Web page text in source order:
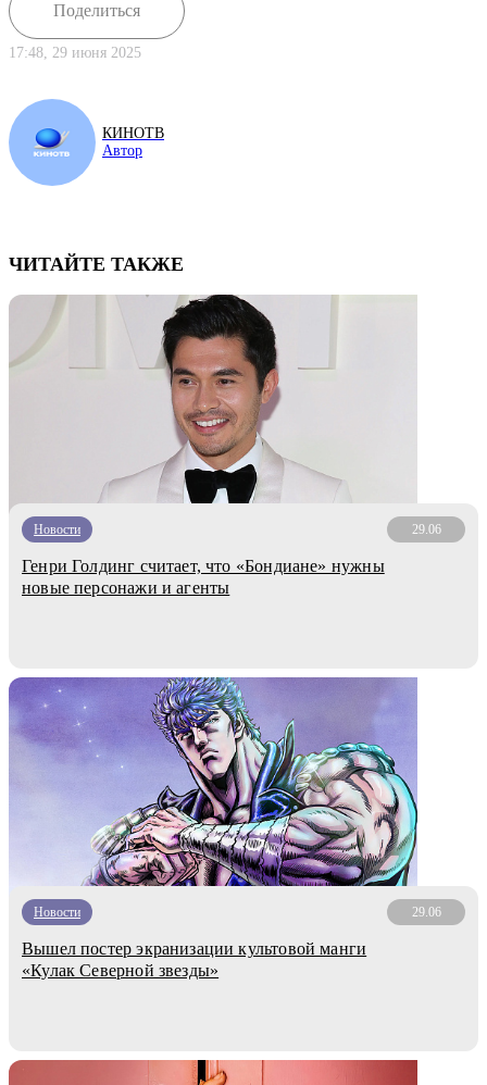
Поделиться
17:48, 29 июня 2025
КИНОТВ
Автор
ЧИТАЙТЕ ТАКЖЕ
Новости 29.06
Генри Голдинг считает, что «Бондиане» нужны
новые персонажи и агенты
Новости 29.06
Вышел постер экранизации культовой манги
«Кулак Северной звезды»